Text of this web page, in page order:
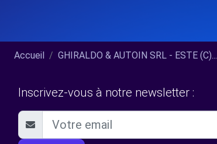
Accueil GHIRALDO & AUTOIN SRL - ESTE (C)...
Inscrivez-vous à notre newsletter :